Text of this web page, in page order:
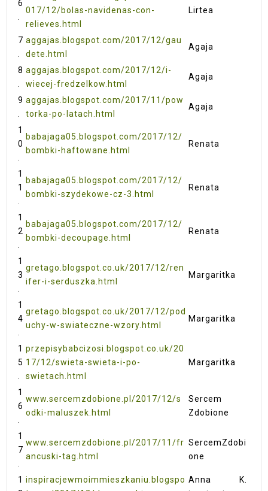
6
017/12/bolas-navidenas-con-
relieves.html
Lirtea
7 aggajas.blogspot.com/2017/12/gau
dete.html
Agaja
8 aggajas.blogspot.com/2017/12/i-
wiecej-fredzelkow.html
Agaja
9 aggajas.blogspot.com/2017/11/pow
torka-po-latach.html
Agaja
1
0
babajaga05.blogspot.com/2017/12/
bombki-haftowane.html
Renata
1
1
babajaga05.blogspot.com/2017/12/
bombki-szydekowe-cz-3.html
Renata
1
2
babajaga05.blogspot.com/2017/12/
bombki-decoupage.html
Renata
1
3
gretago.blogspot.co.uk/2017/12/ren
ifer-i-serduszka.html
Margaritka
1
4
gretago.blogspot.co.uk/2017/12/pod
uchy-w-swiateczne-wzory.html
Margaritka
1
5
przepisybabcizosi.blogspot.co.uk/20
17/12/swieta-swieta-i-po-
swietach.html
Margaritka
1
6
www.sercemzdobione.pl/2017/12/s
odki-maluszek.html
Sercem
Zdobione
1
7
www.sercemzdobione.pl/2017/11/fr
ancuski-tag.html
SercemZdobi
one
1 inspiracjewmoimmieszkaniu.blogspo Anna K.